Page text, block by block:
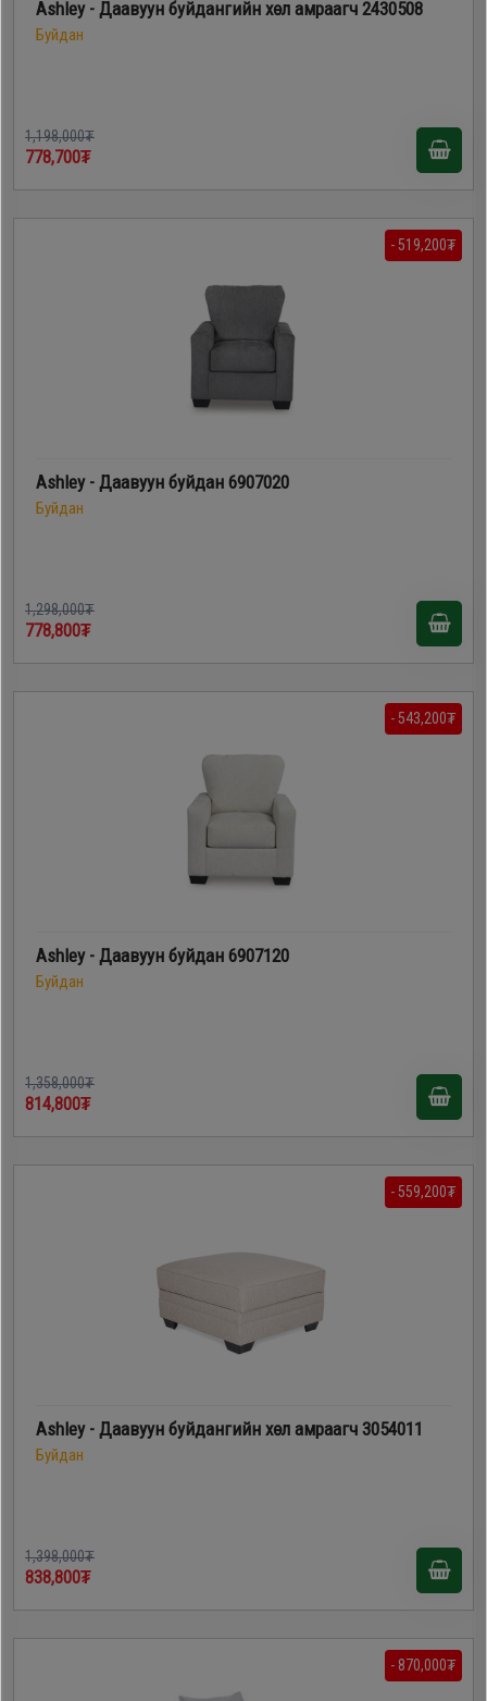
Ashley - Даавуун буйдангийн хөл амраагч 2430508
Буйдан
1,198,000₮
778,700₮
- 519,200₮
Ashley - Даавуун буйдан 6907020
Буйдан
1,298,000₮
778,800₮
- 543,200₮
Ashley - Даавуун буйдан 6907120
Буйдан
1,358,000₮
814,800₮
- 559,200₮
Ashley - Даавуун буйдангийн хөл амраагч 3054011
Буйдан
1,398,000₮
838,800₮
- 870,000₮